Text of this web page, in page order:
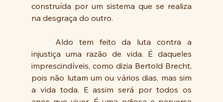
construída por um sistema que se realiza
na desgraça do outro.
injustiça uma razão de vida. É daqueles
imprescindíveis, como dizia Bertold Brecht,
pois não lutam um ou vários dias, mas sim
a vida toda. E assim será por todos os